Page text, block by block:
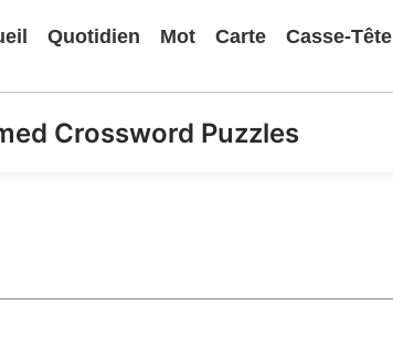
Quotidien Mot Carte Casse-Tête
Crossword Puzzles